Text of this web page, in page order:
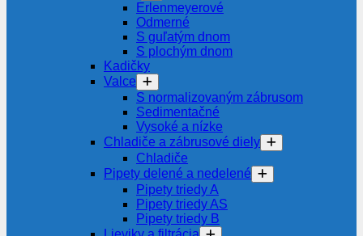
Erlenmeyerové
Odmerné
S guľatým dnom
S plochým dnom
Kadičky
Valce
S normalizovaným zábrusom
Sedimentačné
Vysoké a nízke
Chladiče a zábrusové diely
Chladiče
Pipety delené a nedelené
Pipety triedy A
Pipety triedy AS
Pipety triedy B